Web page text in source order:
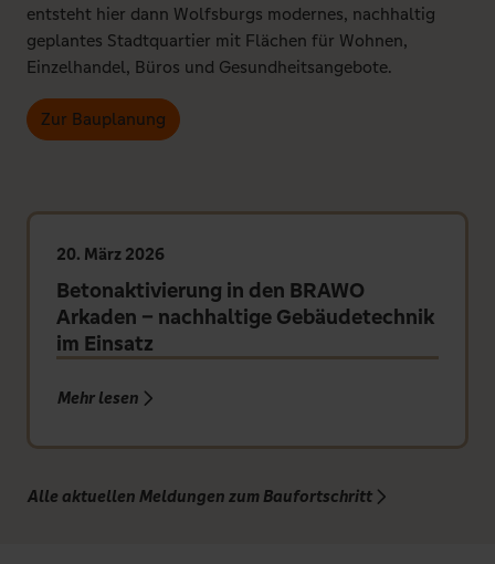
entsteht hier dann Wolfsburgs modernes, nachhaltig
geplantes Stadtquartier mit Flächen für Wohnen,
Einzelhandel, Büros und Gesundheitsangebote.
Zur Bauplanung
20. März 2026
Betonaktivierung in den BRAWO
Arkaden – nachhaltige Gebäudetechnik
im Einsatz
Mehr lesen
Alle aktuellen Meldungen zum Baufortschritt